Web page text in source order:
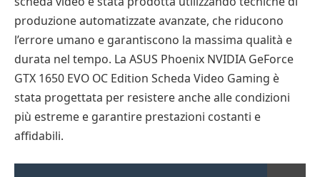
produzione automatizzate avanzate, che riducono
l’errore umano e garantiscono la massima qualità e
durata nel tempo. La ASUS Phoenix NVIDIA GeForce
GTX 1650 EVO OC Edition Scheda Video Gaming è
stata progettata per resistere anche alle condizioni
più estreme e garantire prestazioni costanti e
affidabili.